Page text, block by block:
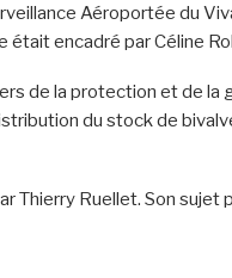
Aéroportée du
était encadré par Céline
de la protection et de
du stock de
Ruellet. Son